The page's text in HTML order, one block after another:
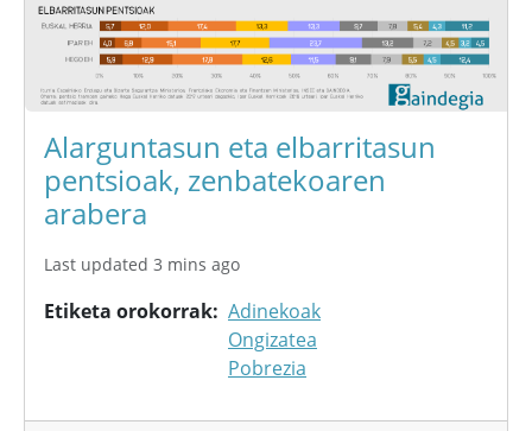
Alarguntasun eta elbarritasun
pentsioak, zenbatekoaren
arabera
Last updated 3 mins ago
Etiketa orokorrak Adinekoak
Ongizatea
Pobrezia